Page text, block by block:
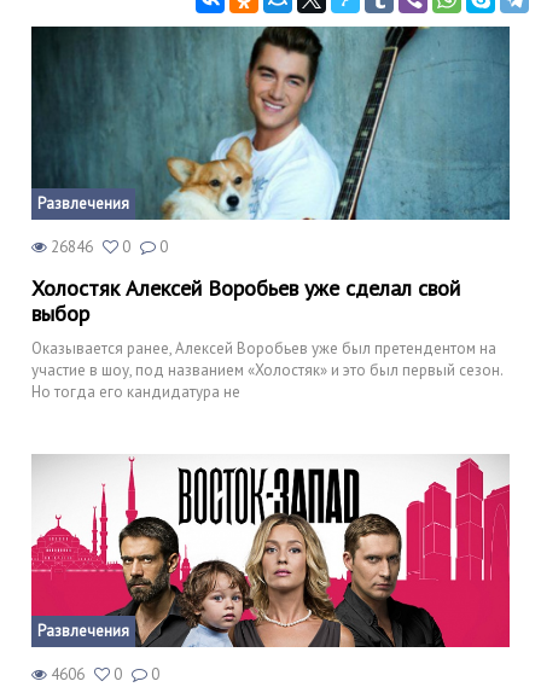
Развлечения
26846 0 0
Холостяк Алексей Воробьев уже сделал свой
выбор
Оказывается ранее, Алексей Воробьев уже был претендентом на
участие в шоу, под названием «Холостяк» и это был первый сезон.
Но тогда его кандидатура не
Развлечения
4606 0 0